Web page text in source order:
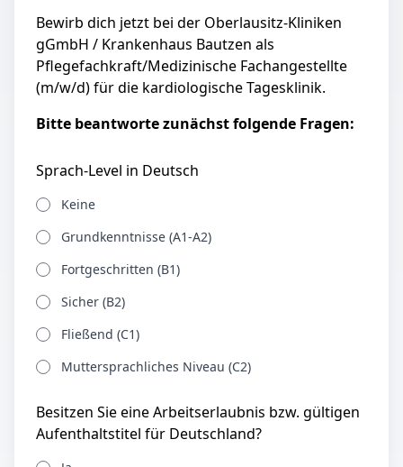
Bewirb dich jetzt bei der Oberlausitz-Kliniken
gGmbH / Krankenhaus Bautzen als
Pflegefachkraft/Medizinische Fachangestellte
(m/w/d) für die kardiologische Tagesklinik.
Bitte beantworte zunächst folgende Fragen:
Sprach-Level in Deutsch
Keine
Grundkenntnisse (A1-A2)
Fortgeschritten (B1)
Sicher (B2)
Fließend (C1)
Muttersprachliches Niveau (C2)
Besitzen Sie eine Arbeitserlaubnis bzw. gültigen
Aufenthaltstitel für Deutschland?